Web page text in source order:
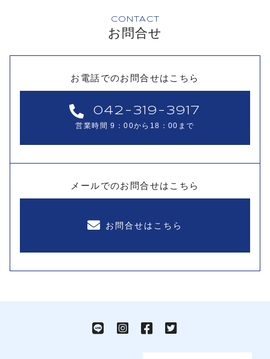
CONTACT
お問合せ
お電話でのお問合せはこちら
042-319-3917
営業時間 9：00から18：00まで
メールでのお問合せはこちら
お問合せはこちら